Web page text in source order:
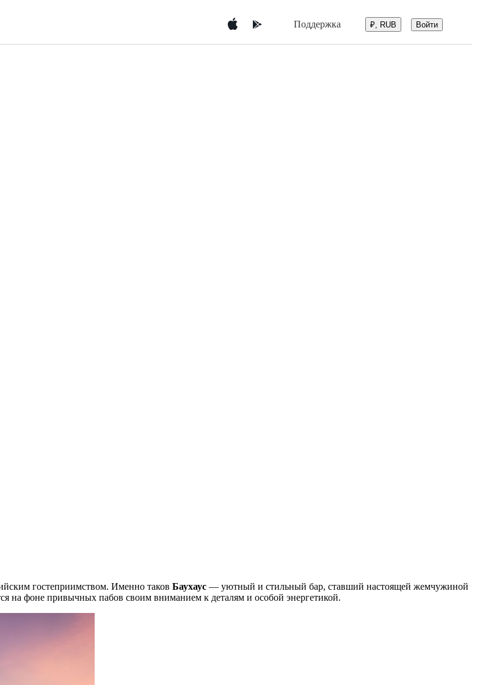
Поддержка ₽, RUB Войти
гостеприимством. Именно таков Баухаус — уютный и стильный бар, ставший настоящей жемчужиной
на фоне привычных пабов своим вниманием к деталям и особой энергетикой.